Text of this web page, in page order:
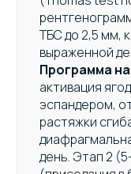
ТБС до 2,5 мм,
выраженной
Программа
активация
эспандером,
растяжки
день. Этап 2